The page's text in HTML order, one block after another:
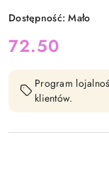
Dostępność:Mało
cena:
72.50
Program
klientów.